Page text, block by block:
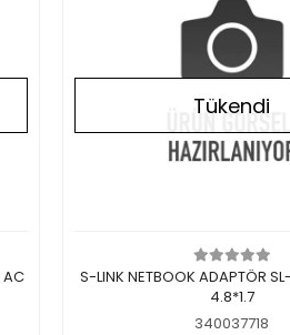
AC Stokta Yok
Tükendi
S-LINK NETBOOK ADAPTÖR
4.8*1.7
340037718